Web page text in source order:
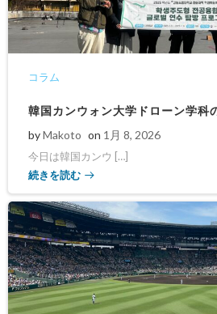
コラム
韓国カンウォン大学ドローン学科
byMakoto on 1月 8, 2026
今日は韓国カンウ […]
続きを読む